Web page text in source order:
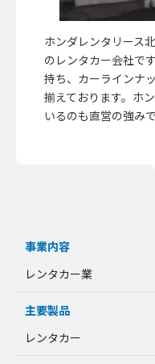
ホンダレンタリース
のレンタカー会社で
持ち、カーラインナ
揃えております。ホ
いるのも直営の強みで
事業内容
レンタカー業
主要製品
レンタカー